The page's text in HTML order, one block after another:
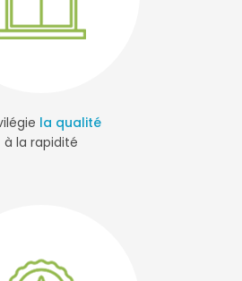
la qualité
à la rapidité